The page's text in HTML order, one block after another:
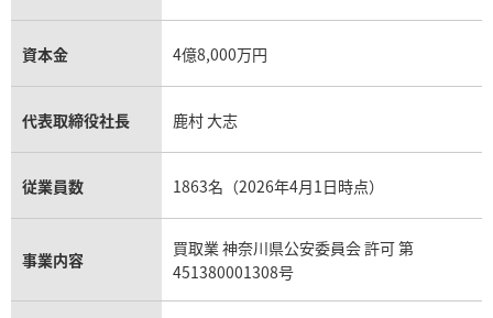
資本金 4億8,000万円
代表取締役社長 鹿村 大志
従業員数 1863名（2026年4月1日時点）
事業内容
買取業 神奈川県公安委員会 許可 第
451380001308号